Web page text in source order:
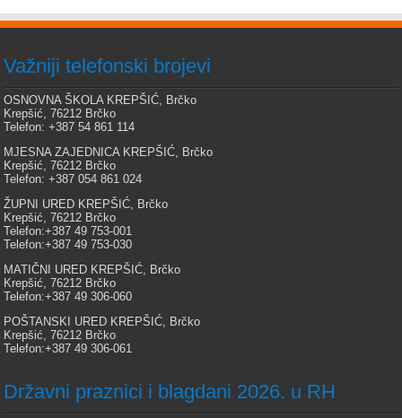
Važniji telefonski brojevi
OSNOVNA ŠKOLA KREPŠIĆ, Brčko
Krepšić, 76212 Brčko
Telefon: +387 54 861 114
MJESNA ZAJEDNICA KREPŠIĆ, Brčko
Krepšić, 76212 Brčko
Telefon: +387 054 861 024
ŽUPNI URED KREPŠIĆ, Brčko
Krepšić, 76212 Brčko
Telefon:+387 49 753-001
Telefon:+387 49 753-030
MATIČNI URED KREPŠIĆ, Brčko
Krepšić, 76212 Brčko
Telefon:+387 49 306-060
POŠTANSKI URED KREPŠIĆ, Brčko
Krepšić, 76212 Brčko
Telefon:+387 49 306-061
Državni praznici i blagdani 2026. u RH